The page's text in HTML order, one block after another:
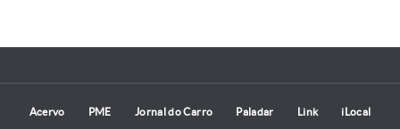
Acervo PME Jornal do Carro Paladar Link iLocal